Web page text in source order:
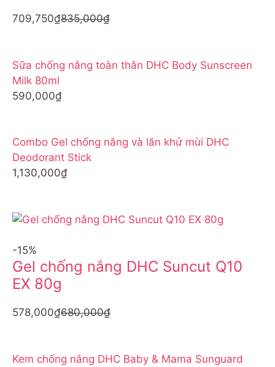
709,750₫835,000₫
Sữa chống nắng toàn thân DHC Body Sunscreen
Milk 80ml
590,000₫
Combo Gel chống nắng và lăn khử mùi DHC
Deodorant Stick
1,130,000₫
-15%
Gel chống nắng DHC Suncut Q10
EX 80g
578,000₫680,000₫
Kem chống nắng DHC Baby & Mama Sunguard